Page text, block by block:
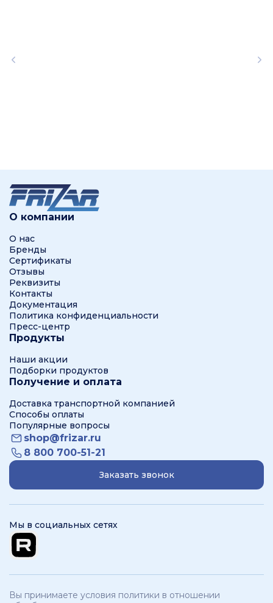
О компании
О нас
Бренды
Сертификаты
Отзывы
Реквизиты
Контакты
Документация
Политика конфиденциальности
Пресс-центр
Продукты
Наши акции
Подборки продуктов
Получение и оплата
Доставка транспортной компанией
Способы оплаты
Популярные вопросы
shop@frizar.ru
8 800 700-51-21
Заказать звонок
Мы в социальных сетях
Вы принимаете условия политики в отношении